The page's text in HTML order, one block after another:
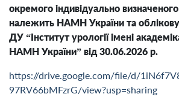
окремого індивідуально
належить НАМН України та
ДУ “Інститут урології імені
НАМН України” від 30.06.2026 р.
https://drive.google.com/file/d/
97RV66bMFzrG/view?usp=sharing